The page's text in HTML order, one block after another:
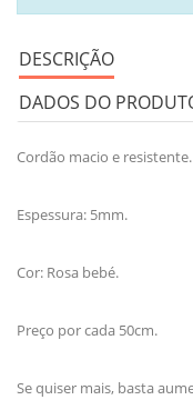
DESCRIÇÃO
DADOS DO
Cordão macio e resistente.
Espessura: 5mm.
Cor: Rosa bebé.
Preço por cada 50cm.
Se quiser mais, basta